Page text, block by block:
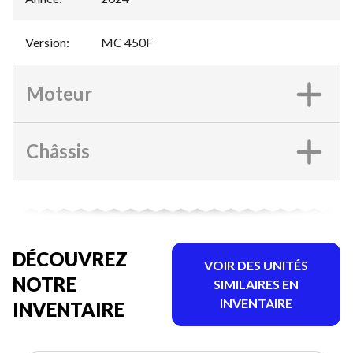
Version: MC 450F
Moteur
Châssis
DÉCOUVREZ
NOTRE
INVENTAIRE
VOIR DES UNITÉS
SIMILAIRES EN
INVENTAIRE